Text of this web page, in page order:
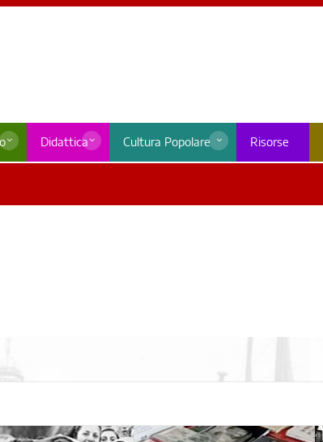
Didattica Cultura Popolare Risorse